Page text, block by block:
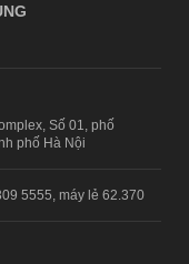
Số 01, phố
phố Hà Nội
5555, máy lẻ 62.370